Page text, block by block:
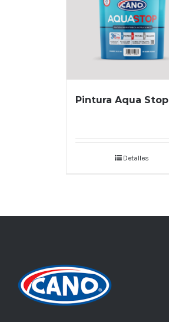
Pintura Aqua Stop
Detalles